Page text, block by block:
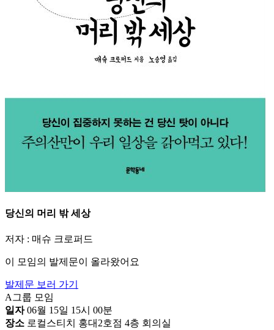
당신의 머리 밖 세상
저자 : 매슈 크로퍼드
이 모임의 발제문이 올라왔어요
발제문 보러 가기
A그룹 모임
일자06월 15일 15시 00분
장소 로컬스티치 홍대2호점 4층 회의실